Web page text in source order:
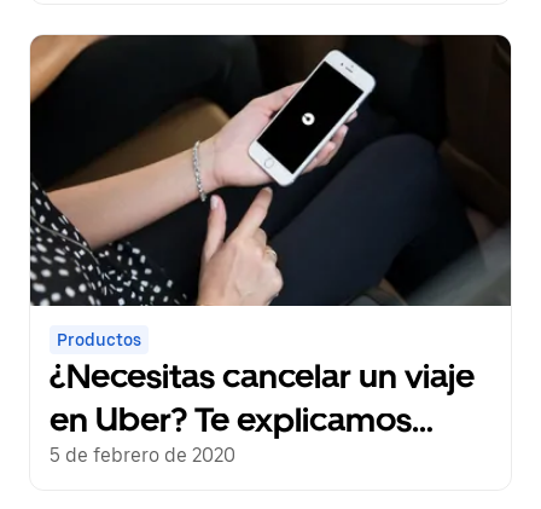
Productos
¿Necesitas cancelar un viaje
en Uber? Te explicamos
cómo hacerlo
5 de febrero de 2020